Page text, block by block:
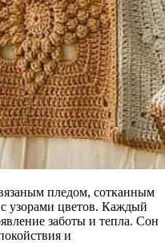
пледом, сотканным
узорами цветов. Каждый
заботы и тепла. Сон
и